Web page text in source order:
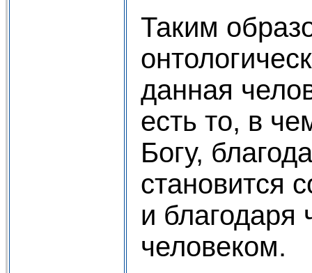
Таким
данная
есть то, в
Богу,
становится
и благодаря
человеком.